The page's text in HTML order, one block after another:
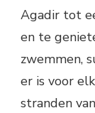
Agadir tot
en te
zwemmen,
er is voor
stranden